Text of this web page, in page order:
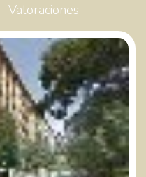
Valoraciones